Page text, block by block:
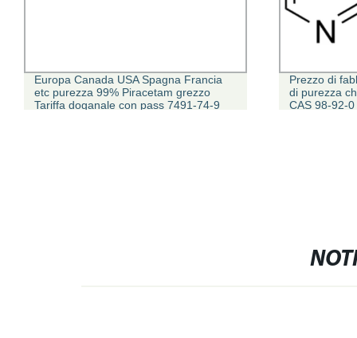
Europa Canada USA Spagna Francia
etc purezza 99% Piracetam grezzo
Tariffa doganale con pass 7491-74-9
Prezzo di
di purezza
CAS 98-92-